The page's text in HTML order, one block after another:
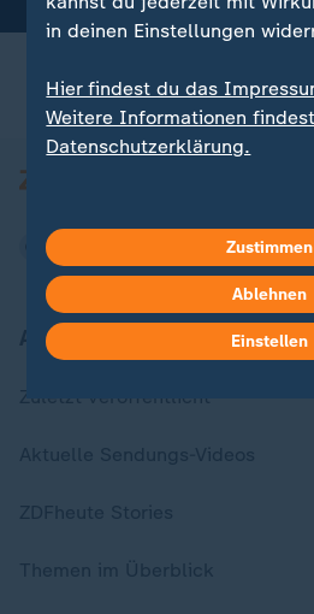
Aktuell bei ZDFheute
Zuletzt veröffentlicht
in deinen Einstellungen
Hier findest du das
Weitere Informationen
Datenschutzerklärung.
Zustimmen
Ablehnen
Einstellen